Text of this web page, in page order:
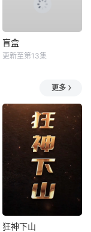
盲盒
更新至第13集
更多
狂神下山